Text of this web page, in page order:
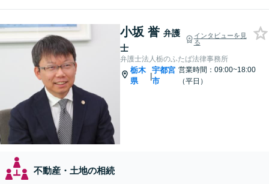
小坂 誉 弁護
士
インタビューを見
る
弁護士法人栃のふたば法律事務所
栃木
県
|
宇都宮
市
営業時間：09:00~18:00
（平日）
不動産・土地の相続